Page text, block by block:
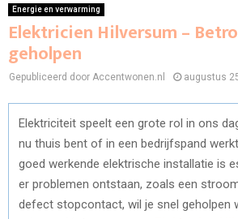
Energie en verwarming
Elektricien Hilversum –
geholpen
Gepubliceerd door Accentwonen.nl augustus
Elektriciteit speelt een grote rol in ons
nu thuis bent of in een bedrijfspand
goed werkende elektrische installatie is
er problemen ontstaan, zoals een
defect stopcontact, wil je snel geholpen